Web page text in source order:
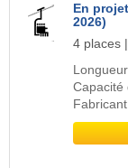
En
2026)
4 places
Capacité